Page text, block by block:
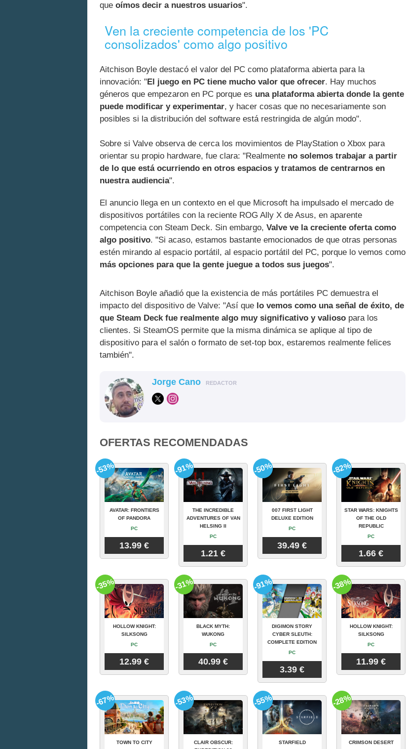
que oímos decir a nuestros usuarios".
Ven la creciente competencia de los 'PC
consolizados' como algo positivo
Aitchison Boyle destacó el valor del PC como plataforma abierta para la
innovación: "El juego en PC tiene mucho valor que ofrecer. Hay muchos
géneros que empezaron en PC porque es una plataforma abierta donde la gente
puede modificar y experimentar, y hacer cosas que no necesariamente son
posibles si la distribución del software está restringida de algún modo".
Sobre si Valve observa de cerca los movimientos de PlayStation o Xbox para
orientar su propio hardware, fue clara: "Realmente no solemos trabajar a partir
de lo que está ocurriendo en otros espacios y tratamos de centrarnos en
nuestra audiencia".
El anuncio llega en un contexto en el que Microsoft ha impulsado el mercado de
dispositivos portátiles con la reciente ROG Ally X de Asus, en aparente
competencia con Steam Deck. Sin embargo, Valve ve la creciente oferta como
algo positivo. "Si acaso, estamos bastante emocionados de que otras personas
estén mirando al espacio portátil, al espacio portátil del PC, porque lo vemos como
más opciones para que la gente juegue a todos sus juegos".
Aitchison Boyle añadió que la existencia de más portátiles PC demuestra el
impacto del dispositivo de Valve: "Así que lo vemos como una señal de éxito, de
que Steam Deck fue realmente algo muy significativo y valioso para los
clientes. Si SteamOS permite que la misma dinámica se aplique al tipo de
dispositivo para el salón o formato de set-top box, estaremos realmente felices
también".
Jorge Cano REDACTOR
OFERTAS RECOMENDADAS
AVATAR: FRONTIERS
OF PANDORA
PC
13.99 €
-53%
THE INCREDIBLE
ADVENTURES OF VAN
HELSING II
PC
1.21 €
-91%
007 FIRST LIGHT
DELUXE EDITION
PC
39.49 €
-50%
STAR WARS: KNIGHTS
OF THE OLD
REPUBLIC
PC
1.66 €
-82%
HOLLOW KNIGHT:
SILKSONG
PC
12.99 €
-35%
BLACK MYTH:
WUKONG
PC
40.99 €
-31%
DIGIMON STORY
CYBER SLEUTH:
COMPLETE EDITION
PC
3.39 €
-91%
HOLLOW KNIGHT:
SILKSONG
PC
11.99 €
-38%
TOWN TO CITY
-67%
CLAIR OBSCUR:
-53%
STARFIELD
-55%
CRIMSON DESERT
-28%